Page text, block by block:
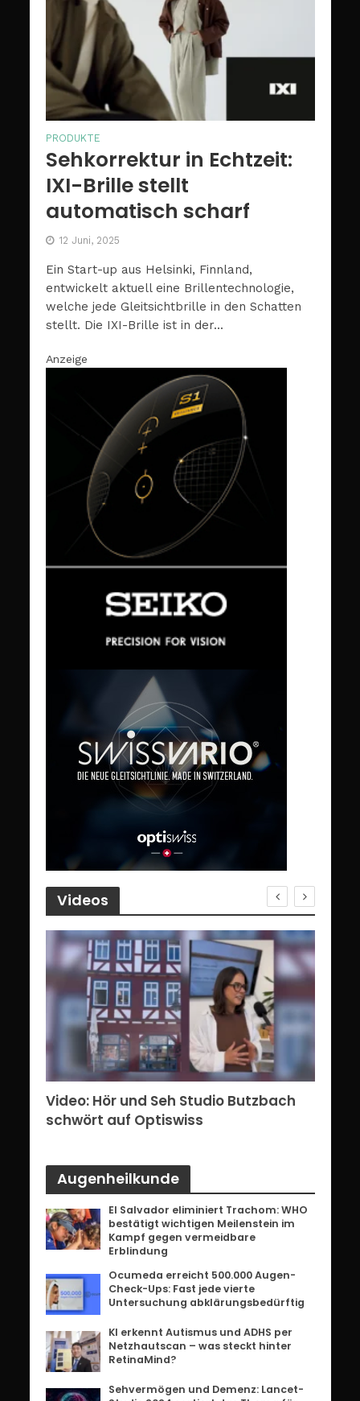
PRODUKTE
Sehkorrektur in Echtzeit:
IXI-Brille stellt
automatisch scharf
12 Juni, 2025
Ein Start-up aus Helsinki, Finnland,
entwickelt aktuell eine Brillentechnologie,
welche jede Gleitsichtbrille in den Schatten
stellt. Die IXI-Brille ist in der...
Anzeige
Videos
Video: Hör und Seh Studio Butzbach
schwört auf Optiswiss
Augenheilkunde
El Salvador eliminiert Trachom: WHO
bestätigt wichtigen Meilenstein im
Kampf gegen vermeidbare
Erblindung
Ocumeda erreicht 500.000 Augen-
Check-Ups: Fast jede vierte
Untersuchung abklärungsbedürftig
KI erkennt Autismus und ADHS per
Netzhautscan – was steckt hinter
RetinaMind?
Sehvermögen und Demenz: Lancet-